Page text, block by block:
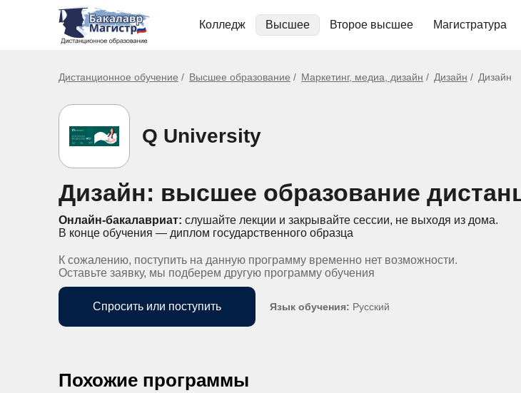
Колледж Высшее Второе высшее Магистратура
Дистанционное обучение Высшее образование Маркетинг, медиа, дизайн Дизайн Дизайн
Q University
Дизайн: высшее образование
Онлайн-бакалавриат: слушайте лекции и закрывайте сессии, не выходя из дома.
В конце обучения — диплом государственного образца
К сожалению, поступить на данную программу временно нет возможности.
Оставьте заявку, мы подберем другую программу обучения
Спросить или поступить Язык обучения: Русский
Похожие программы